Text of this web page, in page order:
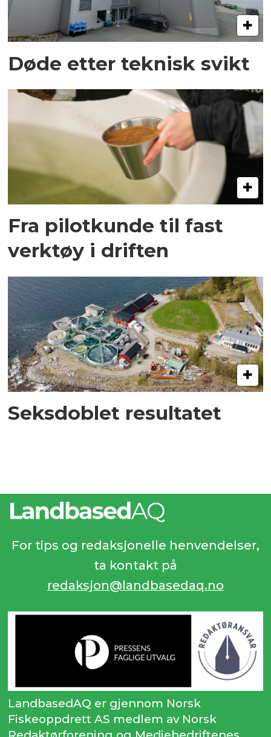
Døde etter teknisk svikt
Fra pilotkunde til fast
verktøy i driften
Seksdoblet resultatet
For tips og redaksjonelle henvendelser,
ta kontakt på
redaksjon@landbasedaq.no
LandbasedAQ er gjennom Norsk
Fiskeoppdrett AS medlem av Norsk